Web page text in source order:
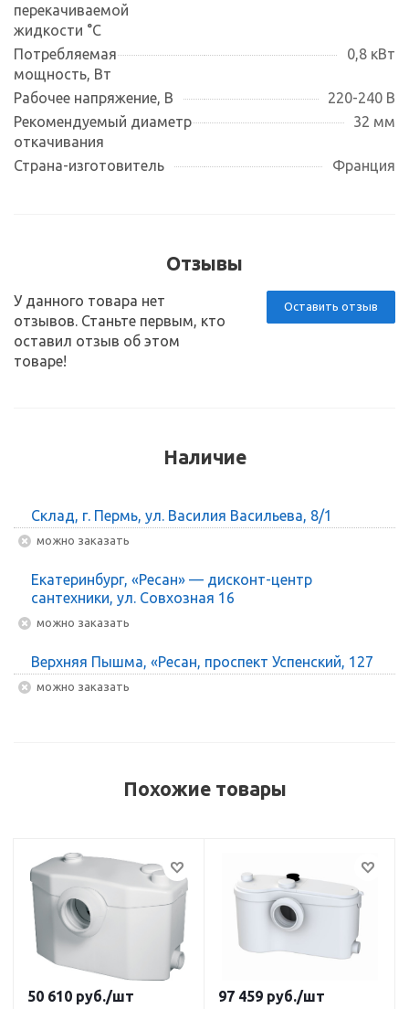
перекачиваемой
жидкости °С
Потребляемая
мощность, Вт
0,8 кВт
Рабочее напряжение, В
220-240 В
Рекомендуемый диаметр
откачивания
32 мм
Страна-изготовитель Франция
Отзывы
Оставить отзыв
У данного товара нет
отзывов. Станьте первым, кто
оставил отзыв об этом
товаре!
Наличие
Склад, г. Пермь, ул. Василия Васильева, 8/1
Можно заказать
Екатеринбург, «Ресан» — дисконт-центр
сантехники, ул. Совхозная 16
Можно заказать
Верхняя Пышма, «Ресан, проспект Успенский, 127
Можно заказать
Похожие товары
50 610 руб./шт 97 459 руб./шт